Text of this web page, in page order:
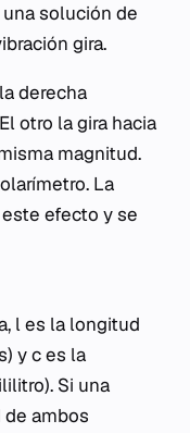
solución de
gira.
derecha
otro la gira hacia
magnitud.
La
efecto y se
les la longitud
yces la
Si una
ambos